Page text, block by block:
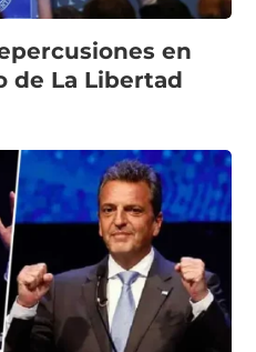
en
de La Libertad